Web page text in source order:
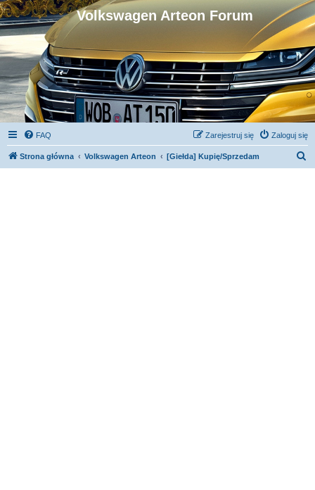
Volkswagen Arteon Forum
FAQ Zaloguj się
Zarejestruj się
Strona główna Volkswagen Arteon [Giełda] Kupię/Sprzedam